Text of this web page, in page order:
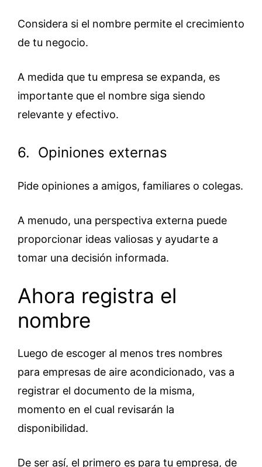
Considera si el nombre permite el crecimiento
de tu negocio.
A medida que tu empresa se expanda, es
importante que el nombre siga siendo
relevante y efectivo.
6. Opiniones externas
Pide opiniones a amigos, familiares o colegas.
A menudo, una perspectiva externa puede
proporcionar ideas valiosas y ayudarte a
tomar una decisión informada.
Ahora registra el
nombre
Luego de escoger al menos tres nombres
para empresas de aire acondicionado, vas a
registrar el documento de la misma,
momento en el cual revisarán la
disponibilidad.
De ser así, el primero es para tu empresa, de